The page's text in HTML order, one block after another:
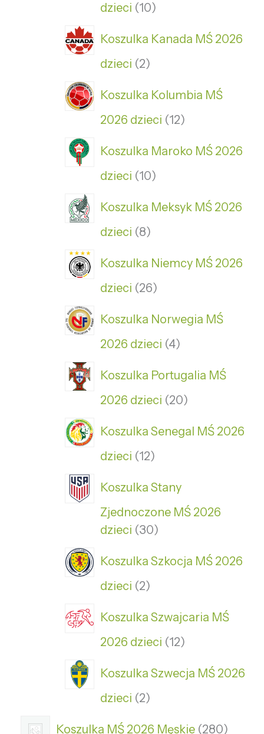
dzieci 10
Koszulka Kanada MŚ 2026
dzieci 2
Koszulka Kolumbia MŚ
2026 dzieci 12
Koszulka Maroko MŚ 2026
dzieci 10
Koszulka Meksyk MŚ 2026
dzieci 8
Koszulka Niemcy MŚ 2026
dzieci 26
Koszulka Norwegia MŚ
2026 dzieci 4
Koszulka Portugalia MŚ
2026 dzieci 20
Koszulka Senegal MŚ 2026
dzieci 12
Koszulka Stany
Zjednoczone MŚ 2026
dzieci 30
Koszulka Szkocja MŚ 2026
dzieci 2
Koszulka Szwajcaria MŚ
2026 dzieci 12
Koszulka Szwecja MŚ 2026
dzieci 2
Koszulka MŚ 2026 Męskie 280